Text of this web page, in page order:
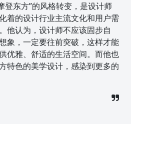
登东方”的风格转变，是设计师
着的设计行业主流文化和用户需
他认为，设计师不应该固步自
象，一定要往前突破，这样才能
优雅、舒适的生活空间。而他也
特色的美学设计，感染到更多的